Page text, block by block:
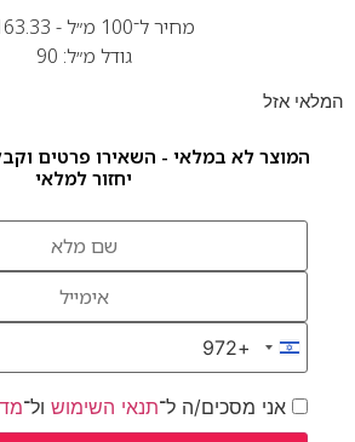
מחיר ל־100 מ״ל -
גודל מ״ל: 90
המלאי אזל
המוצר לא במלאי - השאירו פרטים
יחזור למלאי
Israel +972
+972
אני מסכים/ה ל־תנאי השימושול־